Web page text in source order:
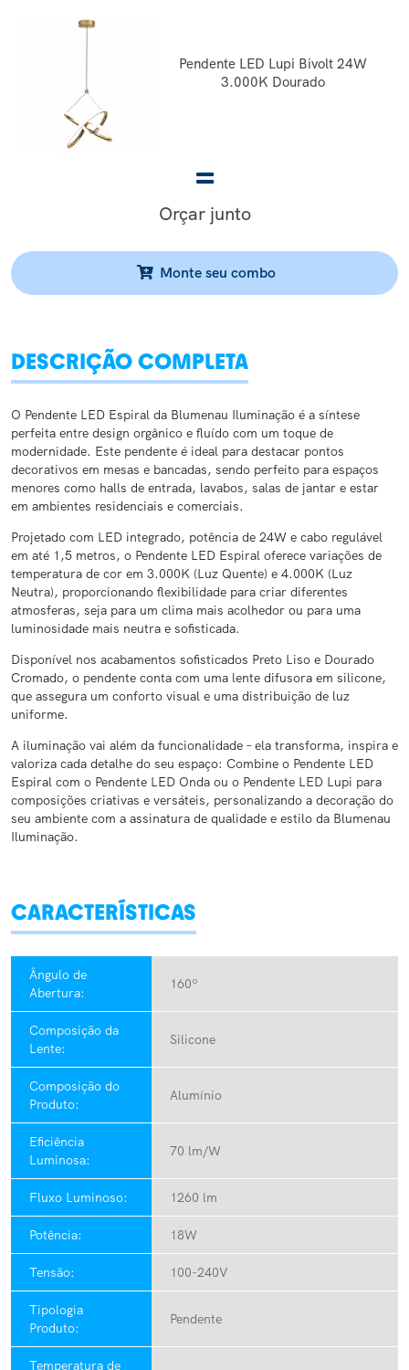
Pendente LED Lupi Bivolt 24W
3.000K Dourado
Orçar junto
Monte seu combo
DESCRIÇÃO COMPLETA
O Pendente LED Espiral da Blumenau Iluminação é a síntese
perfeita entre design orgânico e fluído com um toque de
modernidade. Este pendente é ideal para destacar pontos
decorativos em mesas e bancadas, sendo perfeito para espaços
menores como halls de entrada, lavabos, salas de jantar e estar
em ambientes residenciais e comerciais.
Projetado com LED integrado, potência de 24W e cabo regulável
em até 1,5 metros, o Pendente LED Espiral oferece variações de
temperatura de cor em 3.000K (Luz Quente) e 4.000K (Luz
Neutra), proporcionando flexibilidade para criar diferentes
atmosferas, seja para um clima mais acolhedor ou para uma
luminosidade mais neutra e sofisticada.
Disponível nos acabamentos sofisticados Preto Liso e Dourado
Cromado, o pendente conta com uma lente difusora em silicone,
que assegura um conforto visual e uma distribuição de luz
uniforme.
A iluminação vai além da funcionalidade – ela transforma, inspira e
valoriza cada detalhe do seu espaço: Combine o Pendente LED
Espiral com o Pendente LED Onda ou o Pendente LED Lupi para
composições criativas e versáteis, personalizando a decoração do
seu ambiente com a assinatura de qualidade e estilo da Blumenau
Iluminação.
CARACTERÍSTICAS
Ângulo de
Abertura:
160º
Composição da
Lente:
Silicone
Composição do
Produto:
Alumínio
Eficiência
Luminosa:
70 lm/W
Fluxo Luminoso: 1260 lm
Potência: 18W
Tensão: 100-240V
Tipologia
Produto:
Pendente
Temperatura de